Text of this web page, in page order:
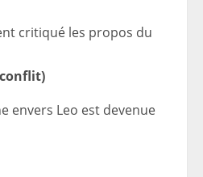
critiqué les propos du
envers Leo est devenue